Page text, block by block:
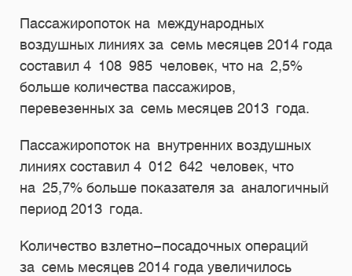
Пассажиропоток на международных
воздушных линиях за семь месяцев 2014 года
составил 4 108 985 человек, что на 2,5%
больше количества пассажиров,
перевезенных за семь месяцев 2013 года.
Пассажиропоток на внутренних воздушных
линиях составил 4 012 642 человек, что
на 25,7% больше показателя за аналогичный
период 2013 года.
Количество взлетно-посадочных операций
за семь месяцев 2014 года увеличилось